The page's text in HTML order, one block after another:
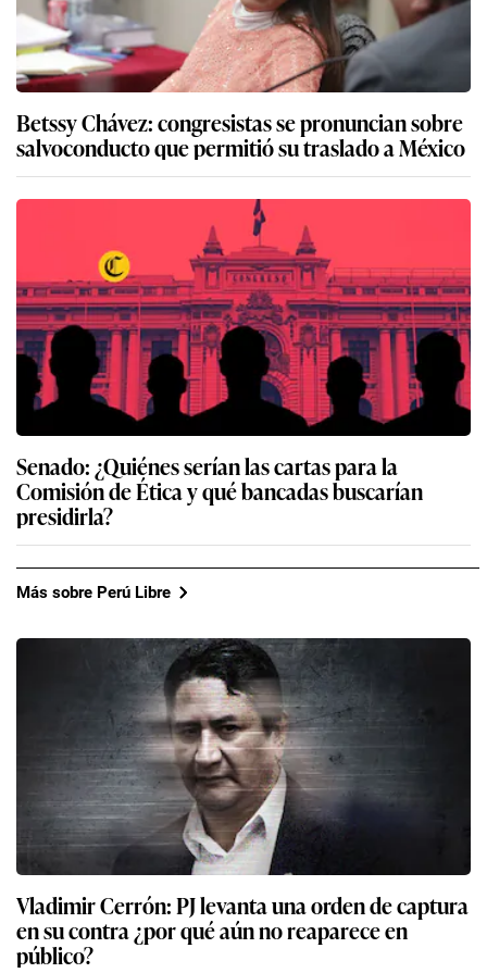
Betssy Chávez: congresistas se pronuncian sobre
salvoconducto que permitió su traslado a México
Senado: ¿Quiénes serían las cartas para la
Comisión de Ética y qué bancadas buscarían
presidirla?
Más sobre Perú Libre
Vladimir Cerrón: PJ levanta una orden de captura
en su contra ¿por qué aún no reaparece en
público?